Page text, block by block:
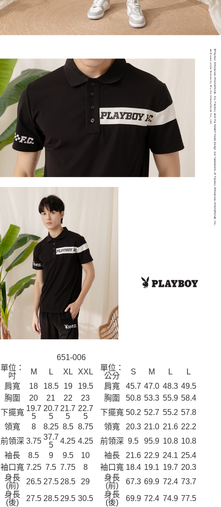
651-006
單位：
吋
M L XL XXL
單位：
公分
S M L
L
肩寬
18 18.5 19 19.5 肩寬 45.7 47.0 48.3 49.5
胸圍
20 21 22 23 胸圍 50.8 53.3 55.9 58.4
下擺寬 19.7
5
20.7
5
21.7
5
22.7
5
下擺寬 50.2 52.7 55.2 57.8
領寬
8 8.25 8.5 8.75 領寬 20.3 21.0 21.6 22.2
前領深 3.75 37.7
5
4.25 4.25 前領深 9.5 95.9 10.8 10.8
袖長
8.5 9 9.5 10 袖長 21.6 22.9 24.1 25.4
袖口寬 7.25 7.5 7.75 8 袖口寬 18.4 19.1 19.7 20.3
身長
(前)
26.5 27.5 28.5 29
身長
(前)
67.3 69.9 72.4 73.7
身長
(後)
27.5 28.5 29.5 30.5
身長
(後)
69.9 72.4 74.9 77.5